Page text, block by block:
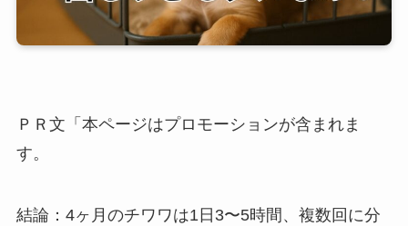
ＰＲ文「本ページはプロモーションが含まれま
す。
結論：4ヶ月のチワワは1日3〜5時間、複数回に分